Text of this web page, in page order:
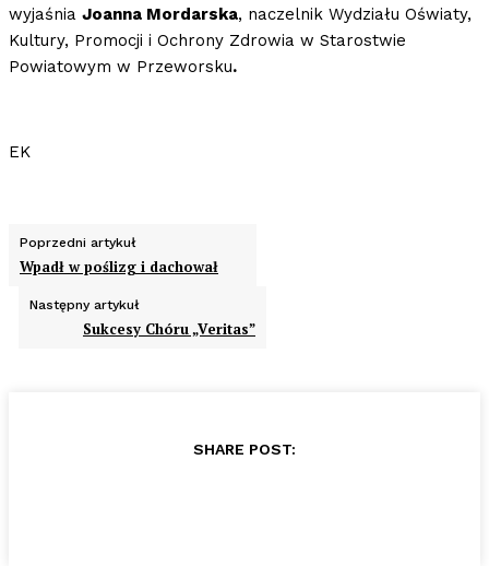
wyjaśnia Joanna Mordarska, naczelnik Wydziału Oświaty,
Kultury, Promocji i Ochrony Zdrowia w Starostwie
Powiatowym w Przeworsku.
EK
Poprzedni artykuł
Wpadł w poślizg i dachował
Następny artykuł
Sukcesy Chóru „Veritas”
SHARE POST: